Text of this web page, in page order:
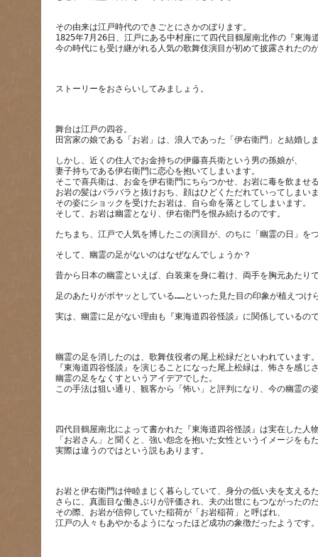
その由来は江戸時代のできごとにさかのぼります。
1825年7月26日、江戸にある中村座にて四代目鶴屋南北作の『東海
舞台は江戸の四谷。
しかし、近くの住人でお金持ちの伊藤喜兵衛という男の孫娘が、
妻子持ちである伊右衛門に恋心を抱いてしまいます。
そこで喜兵衛は、お金を伊右衛門にちらつかせ、お岩に毒を飲ませ
お岩の髪はバラバラと抜けおち、顔はひどくただれていってしまい
その姿にショックを受けたお岩は、自ら命を落としてしまいます。
幽霊の足を消したのは、歌舞伎役者の尾上松緑だといわれています
『東海道四谷怪談』を演じることになった尾上松緑は、怖さを感
幽霊の足をなくすというアイデアでした。
四代目鶴屋南北によって書かれた『東海道四谷怪談』は実在した人
「お岩さん」と聞くと、強い怨念を抱いた女性というイメージをも
お岩と伊右衛門は仲睦まじく暮らしていて、身分の低い夫を支える
さらに、真面目な働きぶりが評価され、夫の出世にもつながったの
その際、お岩が信仰していた稲荷が「お岩稲荷」と呼ばれ、